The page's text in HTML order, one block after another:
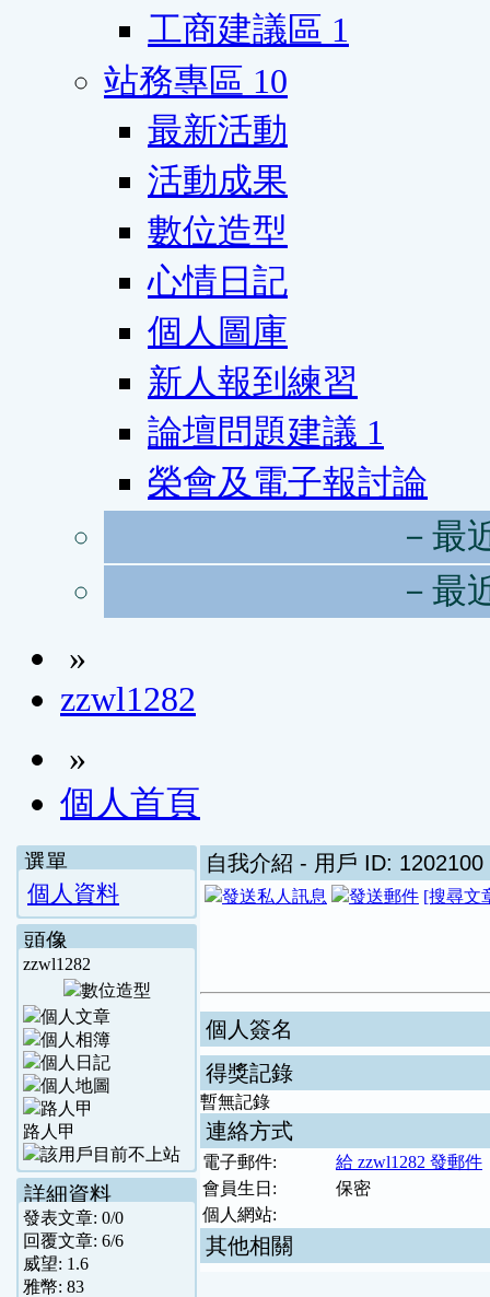
工商建議區 1
站務專區 10
最新活動
活動成果
數位造型
心情日記
個人圖庫
新人報到練習
論壇問題建議 1
榮會及電子報討論
－最
－最
»
zzwl1282
»
個人首頁
選單
個人資料
頭像
zzwl1282
路人甲
詳細資料
發表文章: 0/0
回覆文章: 6/6
威望: 1.6
雅幣: 83
自我介紹 - 用戶 ID: 1202100
[搜尋文
個人簽名
得獎記錄
暫無記錄
連絡方式
電子郵件:
給 zzwl1282 發郵件
會員生日:
保密
個人網站:
其他相關